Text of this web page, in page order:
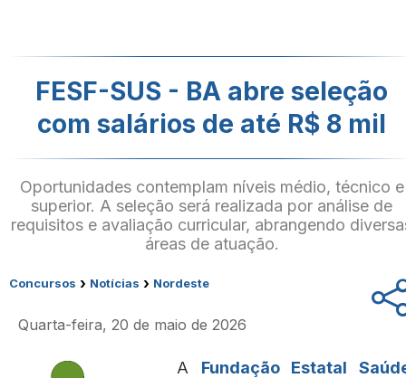
FESF-SUS - BA abre seleção
com salários de até R$ 8 mil
Oportunidades contemplam níveis médio, técnico e
superior. A seleção será realizada por análise de
requisitos e avaliação curricular, abrangendo
áreas de atuação.
Concursos › Notícias › Nordeste
Quarta-feira, 20 de maio de 2026
A Fundação Estatal